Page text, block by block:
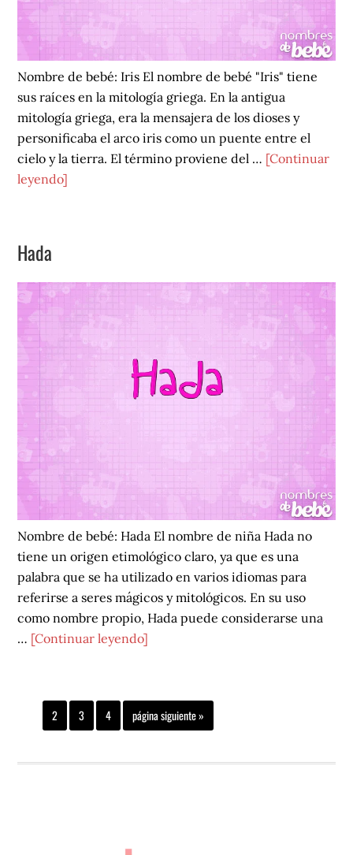
Nombre de bebé: Iris El nombre de bebé "Iris" tiene
sus raíces en la mitología griega. En la antigua
mitología griega, era la mensajera de los dioses y
personificaba el arco iris como un puente entre el
cielo y la tierra. El término proviene del … [Continuar
leyendo]
Hada
Nombre de bebé: Hada El nombre de niña Hada no
tiene un origen etimológico claro, ya que es una
palabra que se ha utilizado en varios idiomas para
referirse a seres mágicos y mitológicos. En su uso
como nombre propio, Hada puede considerarse una
… [Continuar leyendo]
PáginaPágina
2 Página
3 Página
4
Ir
a
página siguiente »